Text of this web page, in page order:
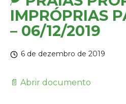
IMPRÓPRIAS
– 06/12/2019
6 de dezembro de 2019
📄 Abrir documento